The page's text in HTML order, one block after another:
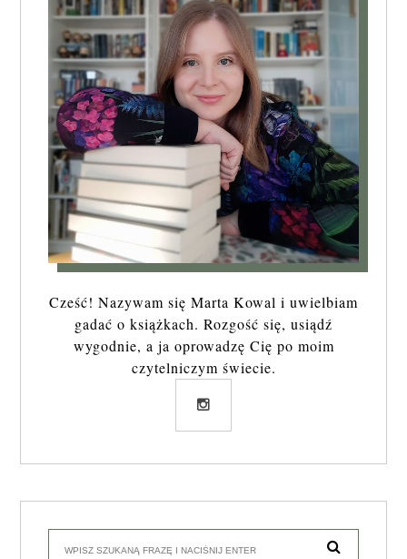
Cześć! Nazywam się Marta Kowal i uwielbiam
gadać o książkach. Rozgość się, usiądź
wygodnie, a ja oprowadzę Cię po moim
czytelniczym świecie.